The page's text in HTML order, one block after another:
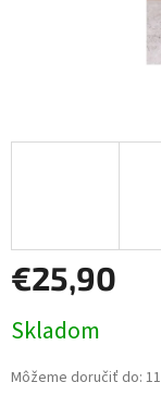
€25,90
cena:
Skladom
Môžeme doručiť do: